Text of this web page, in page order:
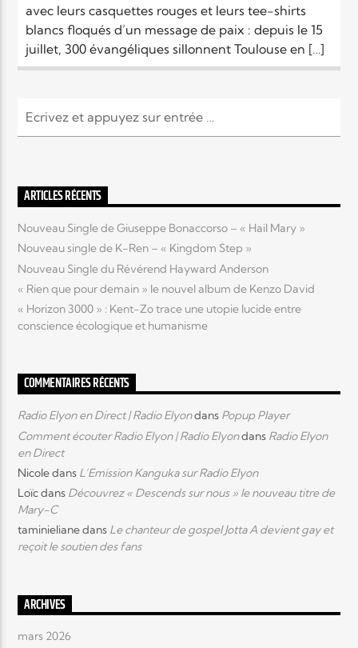
Elyon Rhema
Elyon Hits
Elyon Live
Elyon Kids
avec leurs casquettes rouges et leurs tee-shirts
blancs floqués d’un message de paix : depuis le 15
juillet, 300 évangéliques sillonnent Toulouse en […]
ARTICLES RÉCENTS
Nouveau Single de Giuseppe Bonaccorso – « Hail Mary »
Nouveau single de K-Ren – « Kingdom Step »
Nouveau Single du Révérend Hayward Anderson
« Rien que pour demain » le nouvel album de Kenzo David
« Horizon 3000 » : Kent-Zo trace une utopie lucide entre
conscience écologique et humanisme
COMMENTAIRES RÉCENTS
Radio Elyon en Direct | Radio Elyondans Popup Player
Comment écouter Radio Elyon | Radio Elyondans Radio Elyon
en Direct
Nicoledans L’Emission Kanguka sur Radio Elyon
Loïcdans Découvrez « Descends sur nous » le nouveau titre de
Mary-C
taminielianedans Le chanteur de gospel Jotta A devient gay et
reçoit le soutien des fans
ARCHIVES
mars 2026